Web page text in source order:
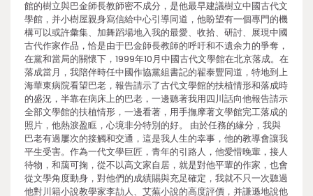
館的樹立與巴金師長教師密不成分，是他最早建議樹立中國古代文
學館，并小樹屋親身寫信給中心引導同道，他盼望有一個專門的機
構可以或許彙集、加舞蹈場地入我的最愛、收拾、研討、展現中國
古代作家作品，恰是由于巴金師長教師的呼吁和不遺余力的爭奪，
在黨和當局的關懷下，1999年10月中國古代文學館在北京落成。在
落成當月，我陪伴時任中國作協黨組書記的翟泰豐同道，特地到上
海華東病院看望巴老，報告請示了古代文學館的扶植情形和落成時
的盛況，半靠在病床上的巴老，一邊聽著我用四川話向他報告請示
全部文學館的扶植情形，一邊看著，用手撫摩著文學館完工落成的
照片，他熱淚盈眶，心境非分特別的好。 由於任務的緣分，我與
巴老有過屢次的接觸和交通，這是我人生的幸事，他的教導會讓我
平生受害。作為一代文學巨匠，青年的引路人，他愛惜晚輩，接人
待物，和藹可掬，從不以高文家自居，就是對他平輩的作家，也會
從文學角度動身，對他們的成績賜與充足確定，我就不只一次聽過
他對川籍小說教學家李劼人、艾蕪小說的高度評價，并謙遜地說他